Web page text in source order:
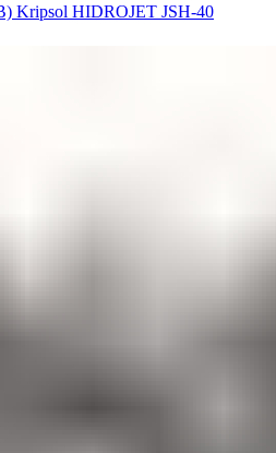
Kripsol HIDROJET JSH-40